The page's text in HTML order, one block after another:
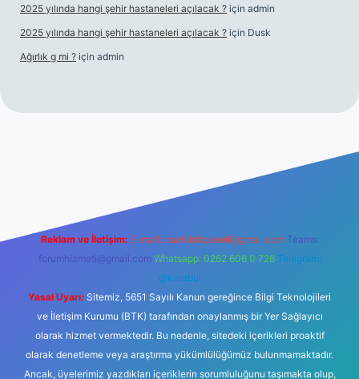
2025 yılında hangi şehir hastaneleri açılacak ? için admin
2025 yılında hangi şehir hastaneleri açılacak ? için Dusk
Ağırlık g mi ? için admin
Reklam ve İletişim: E-mail: backlinkpaneli@gmail.com Teams:
forumhizmeti@gmail.com Whatsapp: 0262 606 0 726 Telegram:
@karabul
Yasal Uyarı: Sitemiz, 5651 Sayılı Kanun gereğince Bilgi Teknolojileri
ve İletişim Kurumu (BTK) tarafından onaylanmış bir Yer Sağlayıcı
olarak hizmet vermektedir. Bu nedenle, sitedeki içerikleri proaktif
olarak denetleme veya araştırma yükümlülüğümüz bulunmamaktadır.
Ancak, üyelerimiz yazdıkları içeriklerin sorumluluğunu taşımakta olup,